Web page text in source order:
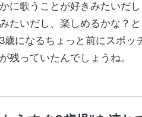
に歌うことが好きみたいだ
たいだし、楽しめるかな？と
歳になるちょっと前にスポッ
残っていたんでしょうね。